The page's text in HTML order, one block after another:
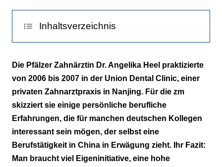
Inhaltsverzeichnis
Probleme im Praxisalltag
Kultur- und Sprachbarrieren
Die Pfälzer Zahnärztin Dr. Angelika Heel praktizierte
von 2006 bis 2007 in der Union Dental Clinic, einer
privaten Zahnarztpraxis in Nanjing. Für die zm
skizziert sie einige persönliche berufliche
Erfahrungen, die für manchen deutschen Kollegen
interessant sein mögen, der selbst eine
Berufstätigkeit in China in Erwägung zieht. Ihr Fazit:
Man braucht viel Eigeninitiative, eine hohe